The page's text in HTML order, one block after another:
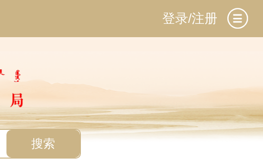
登录/注册
搜索